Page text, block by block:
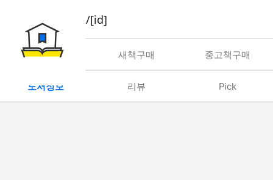
book/rent/[id]
대여 새책구매 중고책구매
도서정보 리뷰 Pick